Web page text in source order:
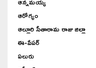
ఆరోగ్యం
ఆల్లూరి సీతారామ రాజు జిల్లా
ఈ-పేపర్
ఏలురు